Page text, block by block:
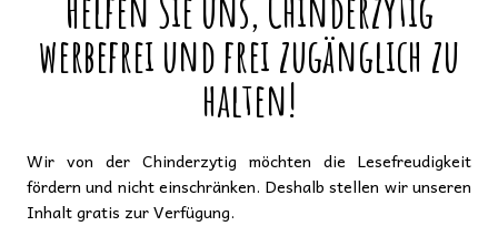
werbefrei und frei zugänglich zu
halten!
Wir von der Chinderzytig möchten die Lesefreudigkeit
fördern und nicht einschränken. Deshalb stellen wir unseren
Inhalt gratis zur Verfügung.